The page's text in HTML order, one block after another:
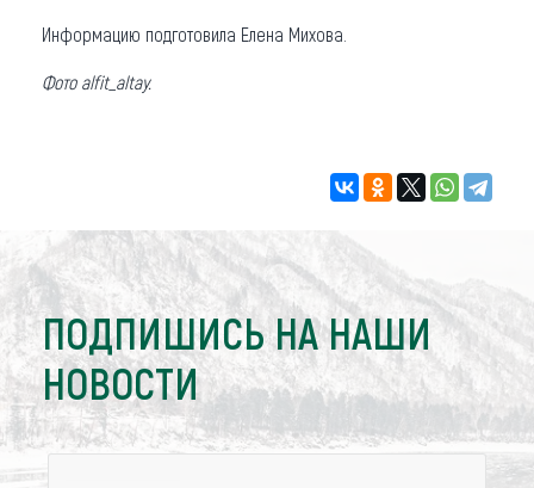
Информацию подготовила Елена Михова.
Фото alfit_altay.
ПОДПИШИСЬ НА НАШИ
НОВОСТИ